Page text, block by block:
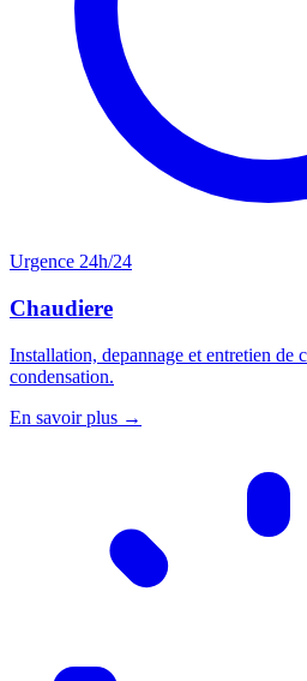
Urgence 24h/24
Chaudiere
Installation, depannage et entretien de
condensation.
En savoir plus →